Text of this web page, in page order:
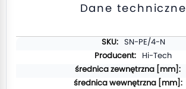
Dane techniczne
SN-PE/4-N
Hi-Tech